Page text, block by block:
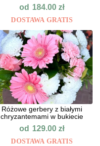
od 184.00zł
DOSTAWA GRATIS
Różowe gerbery z białymi
chryzantemami w bukiecie
od 129.00zł
DOSTAWA GRATIS